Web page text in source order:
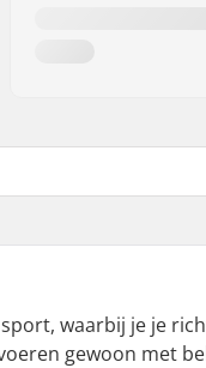
sport, waarbij je je
gewoon met